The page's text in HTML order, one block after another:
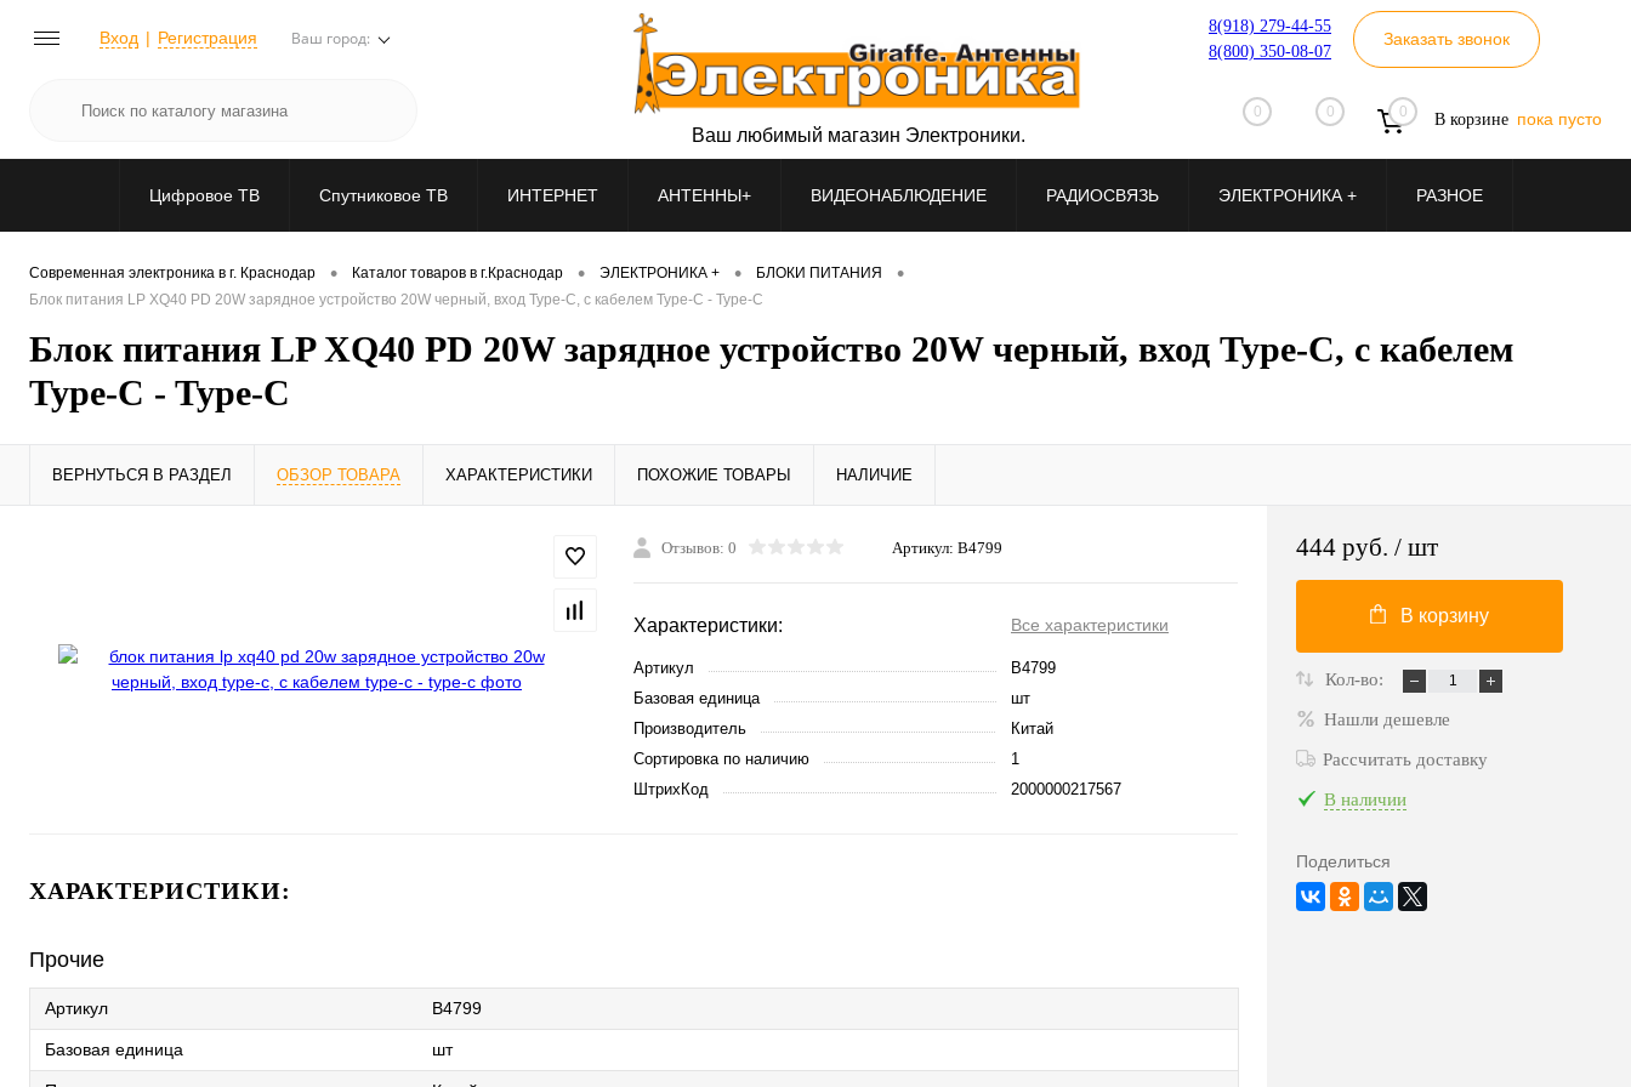
Вход Регистрация Ваш город:
8(918) 279-44-55
8(800) 350-08-07
Заказать звонок
0 0 0 В корзине пока пусто
Ваш любимый магазин Электроники.
Цифровое ТВ Спутниковое ТВ ИНТЕРНЕТ АНТЕННЫ+ ВИДЕОНАБЛЮДЕНИЕ РАДИОСВЯЗЬ ЭЛЕКТРОНИКА + РАЗНОЕ
Современная электроника в г. Краснодар • Каталог товаров в г.Краснодар • ЭЛЕКТРОНИКА + • БЛОКИ ПИТАНИЯ •
Блок питания LP XQ40 PD 20W зарядное устройство 20W черный, вход Type-C, с кабелем Type-C - Type-C
Блок питания LP XQ40 PD 20W зарядное устройство 20W черный, вход Type-C, с кабелем
Type-C - Type-C
ВЕРНУТЬСЯ В РАЗДЕЛ ОБЗОР ТОВАРА ХАРАКТЕРИСТИКИ ПОХОЖИЕ ТОВАРЫ НАЛИЧИЕ
Отзывов: 0 Артикул: B4799
Характеристики: Все характеристики
Артикул
B4799
Базовая единица
шт
Производитель
Китай
Сортировка по наличию
1
ШтрихКод
2000000217567
ХАРАКТЕРИСТИКИ:
Прочие
Артикул B4799
Базовая единица шт
444 руб. / шт
В корзину
Кол-во:
Нашли дешевле
Рассчитать доставку
В наличии
Поделиться